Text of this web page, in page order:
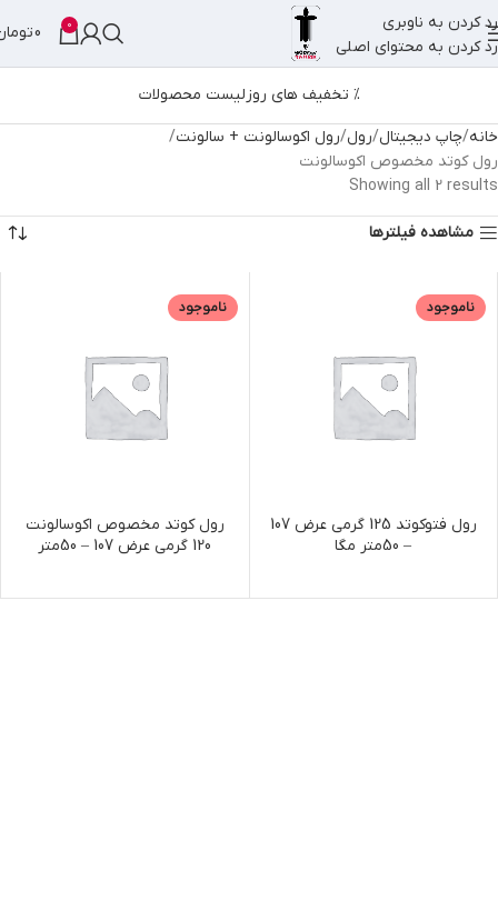
رد کردن به ناوبری
رد کردن به محتوای اصلی
0
0
% تخفیف های روزلیست محصولات
خانه چاپ دیجیتال رول رول اکوسالونت + سالونت
رول کوتد مخصوص اکوسالونت
Showing all 2 results
مشاهده فیلترها
ناموجود
رول فتوکوتد 125 گرمی عرض 107
– 50متر مگا
ناموجود
رول کوتد مخصوص اکوسالونت
120 گرمی عرض 107 – 50متر